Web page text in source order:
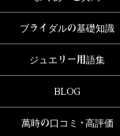
ブライダルの基礎知識
ジュエリー用語集
BLOG
萬時の口コミ・高評価